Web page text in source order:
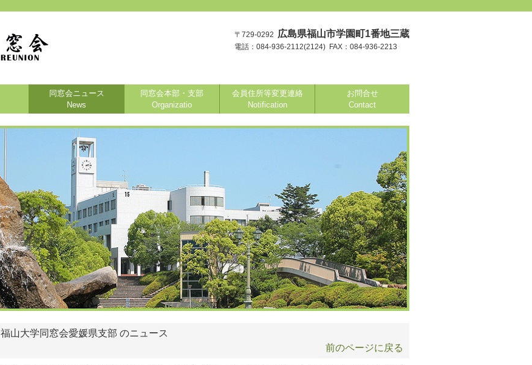
〒729-0292 広島県福山市学園町1番地三蔵
電話：084-936-2112(2124) FAX：084-936-2213
同窓会ニュース
News
同窓会本部・支部
Organizatio
会員住所等変更連絡
Notification
お問合せ
Contact
福山大学同窓会愛媛県支部 のニュース
前のページに戻る